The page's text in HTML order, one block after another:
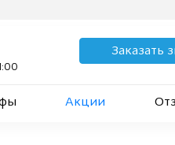
Заказать
Акции